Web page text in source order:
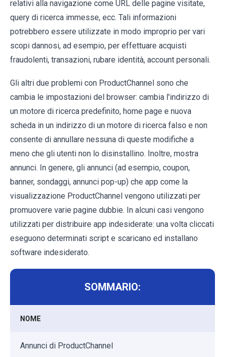
relativi alla navigazione come URL delle pagine visitate,
query di ricerca immesse, ecc. Tali informazioni
potrebbero essere utilizzate in modo improprio per vari
scopi dannosi, ad esempio, per effettuare acquisti
fraudolenti, transazioni, rubare identità, account personali.
Gli altri due problemi con ProductChannel sono che
cambia le impostazioni del browser: cambia l'indirizzo di
un motore di ricerca predefinito, home page e nuova
scheda in un indirizzo di un motore di ricerca falso e non
consente di annullare nessuna di queste modifiche a
meno che gli utenti non lo disinstallino. Inoltre, mostra
annunci. In genere, gli annunci (ad esempio, coupon,
banner, sondaggi, annunci pop-up) che app come la
visualizzazione ProductChannel vengono utilizzati per
promuovere varie pagine dubbie. In alcuni casi vengono
utilizzati per distribuire app indesiderate: una volta cliccati
eseguono determinati script e scaricano ed installano
software indesiderato.
SOMMARIO:
NOME
Annunci di ProductChannel